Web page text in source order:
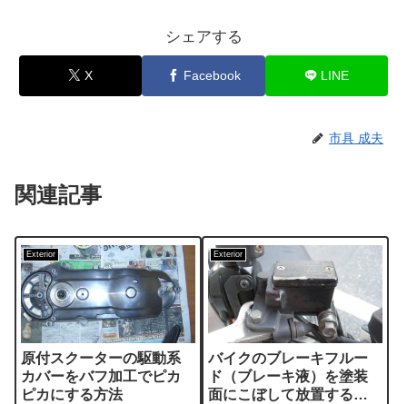
シェアする
X Facebook LINE
市具 成夫
関連記事
Exterior
原付スクーターの駆動系
カバーをバフ加工でピカ
ピカにする方法
Exterior
バイクのブレーキフルー
ド（ブレーキ液）を塗装
面にこぼして放置すると